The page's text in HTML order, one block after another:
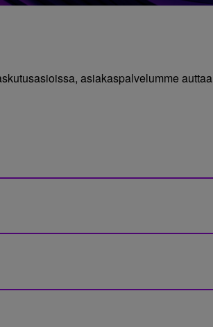
asiakaspalvelumme auttaa